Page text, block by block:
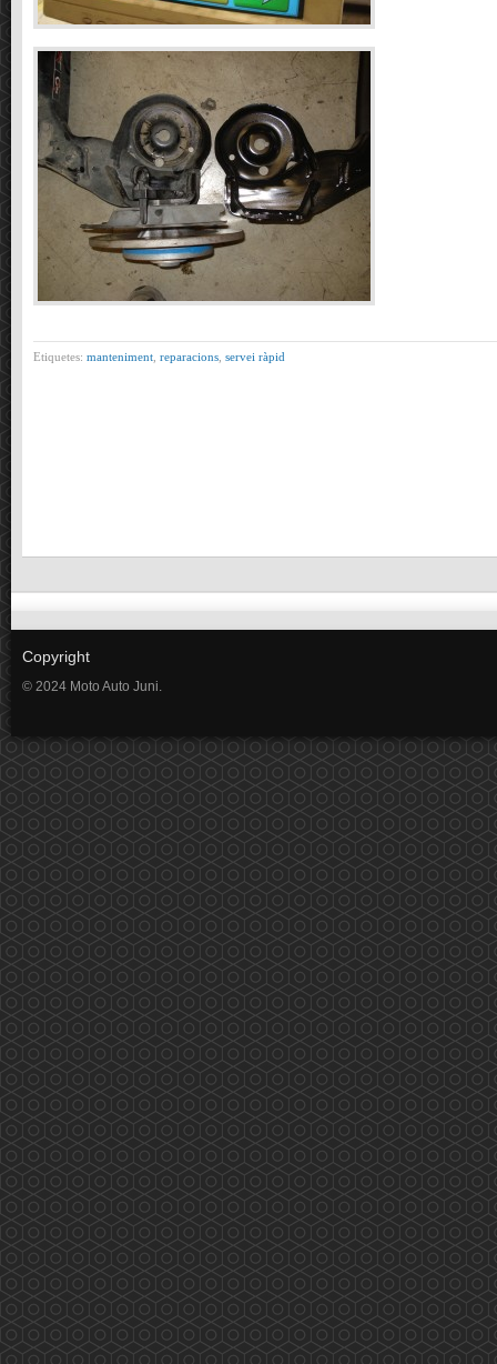
Etiquetes: manteniment reparacions servei ràpid
Copyright
© 2024 Moto Auto Juni.